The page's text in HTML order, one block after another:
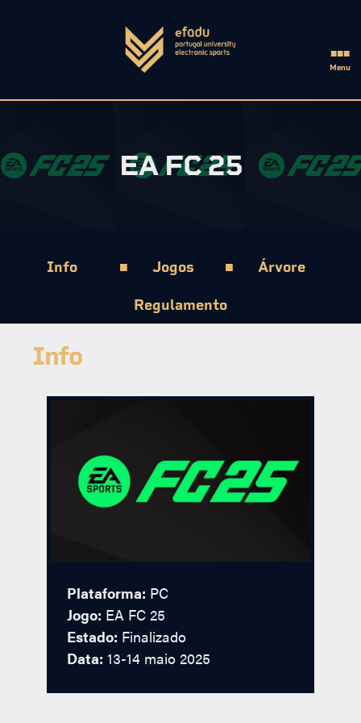
■■■
Menu
EA FC 25
Info ■ Jogos ■ Árvore
Regulamento
Info
Plataforma: PC
Jogo: EA FC 25
Estado: Finalizado
Data: 13-14 maio 2025